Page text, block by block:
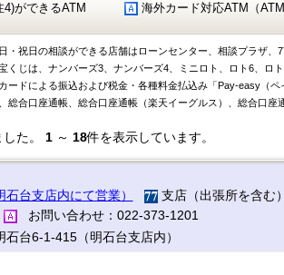
4)ができるATM
海外カード対応ATM（
・祝日の相談ができる店舗はローンセンター、相談プラザ、
くじは、ナンバーズ3、ナンバーズ4、ミニロト、ロト6、ロト
ードによる振込および税金・各種料金払込み「Pay-easy（
総合口座通帳、総合口座通帳（楽天イーグルス）、総合口座
た。 1～ 18件を表示しています。
台支店内にて営業）
支店（出張所を含む
お問い合わせ：022-373-1201
石台6-1-415（明石台支店内）